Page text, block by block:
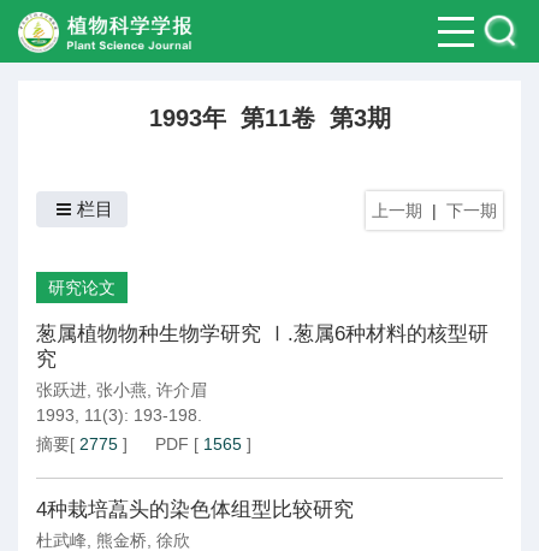
1993年 第11卷 第3期
上一期 | 下一期
栏目
研究论文
葱属植物物种生物学研究 Ⅰ.葱属6种材料的核型研
究
张跃进 张小燕 许介眉
1993, 11(3): 193-198.
摘要[ 2775 ] PDF [ 1565 ]
4种栽培藠头的染色体组型比较研究
杜武峰 熊金桥 徐欣